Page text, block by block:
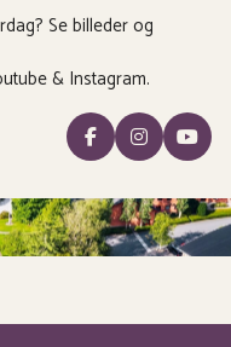
Se billeder og
& Instagram.